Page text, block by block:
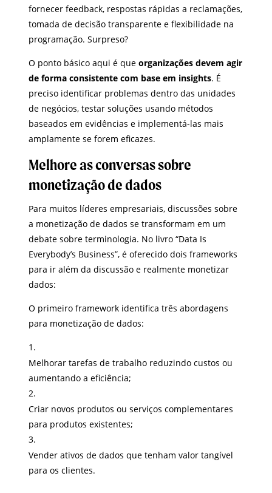
fornecer feedback, respostas rápidas a reclamações,
tomada de decisão transparente e flexibilidade na
programação. Surpreso?
O ponto básico aqui é queorganizações devem agir
de forma consistente com base em insights. É
preciso identificar problemas dentro das unidades
de negócios, testar soluções usando métodos
baseados em evidências e implementá-las mais
amplamente se forem eficazes.
Melhore as conversas sobre
monetização de dados
Para muitos líderes empresariais, discussões sobre
a monetização de dados se transformam em um
debate sobre terminologia. No livro “Data Is
Everybody’s Business”, é oferecido dois frameworks
para ir além da discussão e realmente monetizar
dados:
O primeiro framework identifica três abordagens
para monetização de dados:
Melhorar tarefas de trabalho reduzindo custos ou
aumentando a eficiência;
Criar novos produtos ou serviços complementares
para produtos existentes;
Vender ativos de dados que tenham valor tangível
para os clientes.